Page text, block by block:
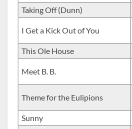
Taking Off (Dunn)
I Get a Kick Out of You
This Ole House
Meet B. B.
Theme for the Eulipions
Sunny